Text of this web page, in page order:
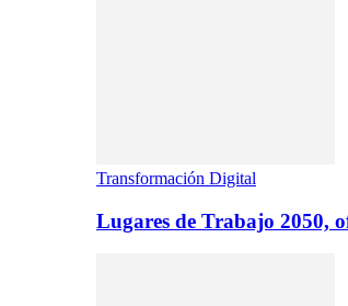
Transformación Digital
Lugares de Trabajo 2050,